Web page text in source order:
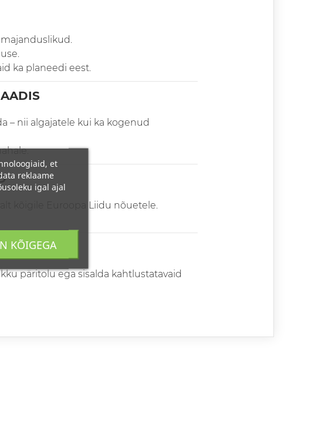
ka planeedi eest.
– nii algajatele kui ka kogenud
kõigile Euroopa Liidu nõuetele.
päritolu ega sisalda kahtlustatavaid
et
reklaame
igal ajal
KÕIGEGA